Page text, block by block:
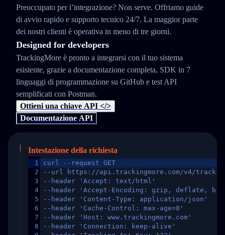
Preoccupato per l’integrazione? Non serve. Offriamo guide
di avvio rapido e supporto tecnico 24/7. La maggior parte
dei nostri clienti è operativa in meno di tre giorni.
Designed for developers
TrackingMore è pronto a integrarsi con il tuo sistema
esistente, grazie a documentazione completa, SDK in 7
linguaggi di programmazione su GitHub e test API
semplificati con Postman.
Ottieni una chiave API </>
Documentazione API
Intestazione della richiesta
1
2
3
4
5
6
7
8
curl --request GET
--url https://api.trackingmore.com/v4/trackings/
--header 'Accept: text/html'
--header 'Accept-Encoding: gzip, deflate,
--header 'Content-Type: application/json'
--header 'Cache-Control: max-age=0'
--header 'Host: www.trackingmore.com'
--header 'Connection: keep-alive'